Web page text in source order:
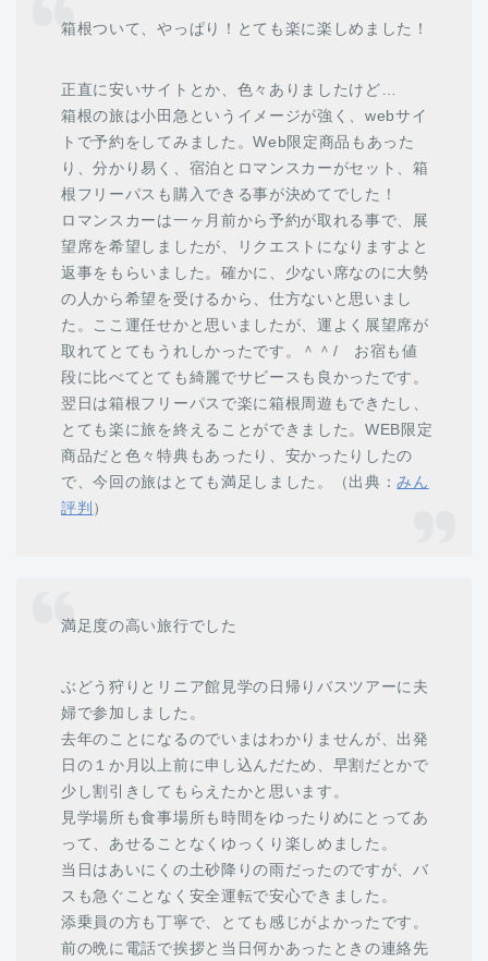
箱根ついて、やっぱり！とても楽に楽しめました！
正直に安いサイトとか、色々ありましたけど…
箱根の旅は小田急というイメージが強く、webサイ
トで予約をしてみました。Web限定商品もあった
り、分かり易く、宿泊とロマンスカーがセット、箱
根フリーパスも購入できる事が決めてでした！
ロマンスカーは一ヶ月前から予約が取れる事で、展
望席を希望しましたが、リクエストになりますよと
返事をもらいました。確かに、少ない席なのに大勢
の人から希望を受けるから、仕方ないと思いまし
た。ここ運任せかと思いましたが、運よく展望席が
取れてとてもうれしかったです。＾＾/ お宿も値
段に比べてとても綺麗でサビースも良かったです。
翌日は箱根フリーパスで楽に箱根周遊もできたし、
とても楽に旅を終えることができました。WEB限定
商品だと色々特典もあったり、安かったりしたの
で、今回の旅はとても満足しました。（出典：みん
評判 ）
満足度の高い旅行でした
ぶどう狩りとリニア館見学の日帰りバスツアーに夫
婦で参加しました。
去年のことになるのでいまはわかりませんが、出発
日の１か月以上前に申し込んだため、早割だとかで
少し割引きしてもらえたかと思います。
見学場所も食事場所も時間をゆったりめにとってあ
って、あせることなくゆっくり楽しめました。
当日はあいにくの土砂降りの雨だったのですが、バ
スも急ぐことなく安全運転で安心できました。
添乗員の方も丁寧で、とても感じがよかったです。
前の晩に電話で挨拶と当日何かあったときの連絡先